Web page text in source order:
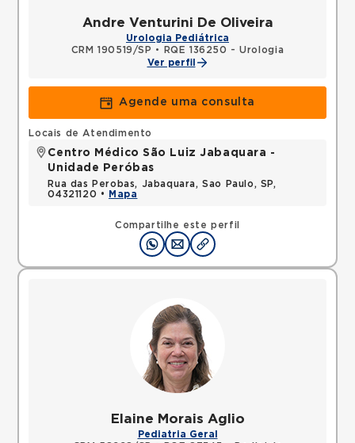
Andre Venturini De Oliveira
Urologia Pediátrica
CRM 190519/SP •
RQE 136250 - Urologia
Ver perfil
Agende uma consulta
Compartilhe este perfil
Locais de Atendimento
Centro Médico São Luiz Jabaquara -
Unidade Peróbas
Rua das Perobas, Jabaquara, Sao Paulo, SP,
04321120 •
Mapa
Elaine Morais Aglio
Pediatria Geral